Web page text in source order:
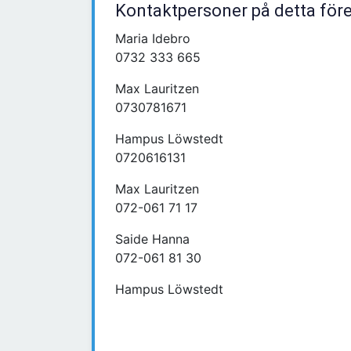
Kontaktpersoner på detta
Maria Idebro
0732 333 665
Max Lauritzen
0730781671
Hampus Löwstedt
0720616131
Max Lauritzen
072-061 71 17
Saide Hanna
072-061 81 30
Hampus Löwstedt